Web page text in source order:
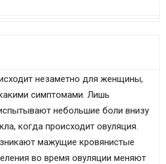
незаметно для женщины,
симптомами. Лишь
небольшие боли внизу
когда происходит овуляция.
мажущие кровянистые
во время овуляции меняют